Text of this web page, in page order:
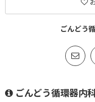
ごんどう
ごんどう循環器内